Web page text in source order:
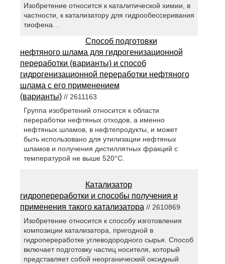
Изобретение относится к каталитической химии, в
частности, к катализатору для гидрообессеривания
тиофена. .
Способ подготовки
нефтяного шлама для гидрогенизационной
переработки (варианты) и способ
гидрогенизационной переработки нефтяного
шлама с его применением
(варианты)// 2611163
Группа изобретений относится к области
переработки нефтяных отходов, а именно
нефтяных шламов, в нефтепродукты, и может
быть использовано для утилизации нефтяных
шламов и получения дистиллятных фракций с
температурой не выше 520°C.
Катализатор
гидропереработки и способы получения и
применения такого катализатора// 2610869
Изобретение относится к способу изготовления
композиции катализатора, пригодной в
гидропереработке углеводородного сырья. Способ
включает подготовку частиц носителя, который
представляет собой неорганический оксидный